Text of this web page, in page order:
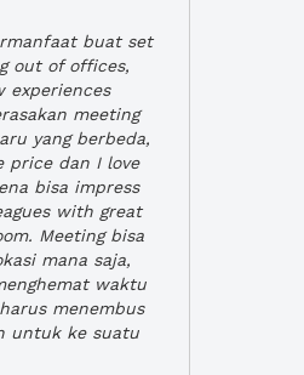
buat set
out of offices,
experiences
meeting
yang berbeda,
price dan I love
bisa impress
with great
Meeting bisa
mana saja,
waktu
menembus
untuk ke suatu